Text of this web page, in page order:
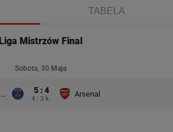
TABELA
Liga Mistrzów Final
Sobota, 30 Maja
Paris Saint-Germain 5 : 4
4 : 3 k.
Arsenal